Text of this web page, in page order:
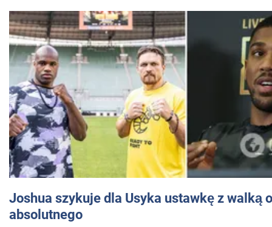
Joshua szykuje dla Usyka ustawkę z walką
absolutnego